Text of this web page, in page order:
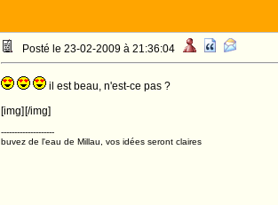
Posté le 23-02-2009 à 21:36:04
il est beau, n'est-ce pas ?
[img] [/img]
--------------------
buvez de l'eau de Millau, vos idées seront claires